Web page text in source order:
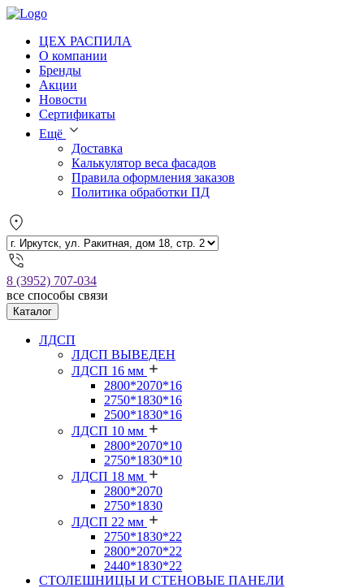
ЦЕХ РАСПИЛА
О компании
Бренды
Акции
Новости
Сертификаты
Ещё
Доставка
Калькулятор веса фасадов
Правила оформления заказов
Политика обработки ПД
8 (3952) 707-034
все способы связи
Каталог
ЛДСП
ЛДСП ВЫВЕДЕН
ЛДСП 16 мм
2800*2070*16
2750*1830*16
2500*1830*16
ЛДСП 10 мм
2800*2070*10
2750*1830*10
ЛДСП 18 мм
2800*2070
2750*1830
ЛДСП 22 мм
2750*1830*22
2800*2070*22
2440*1830*22
СТОЛЕШНИЦЫ И СТЕНОВЫЕ ПАНЕЛИ